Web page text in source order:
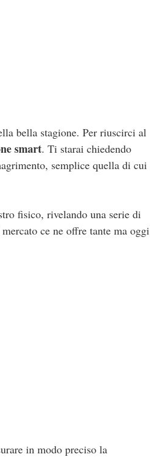
bella stagione. Per riuscirci al
smart. Ti starai chiedendo
semplice quella di cui
fisico, rivelando una serie di
ce ne offre tante ma oggi
in modo preciso la